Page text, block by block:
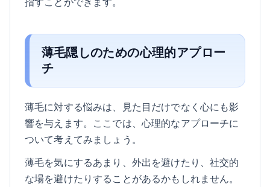
薄毛隠しのための心理的アプロー
チ
薄毛に対する悩みは、見た目だけでなく心にも影
響を与えます。ここでは、心理的なアプローチに
ついて考えてみましょう。
薄毛を気にするあまり、外出を避けたり、社交的
な場を避けたりすることがあるかもしれません。